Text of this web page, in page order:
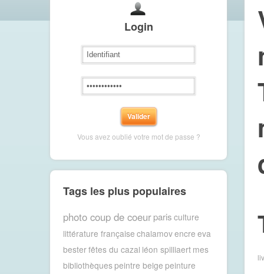
Login
Vous avez oublié votre mot de passe ?
Tags les plus populaires
photo coup de coeur paris culture
littérature française chalamovencre eva
besterfêtes du cazal léon spilliaert mes
bibliothèquespeintre belge peinture